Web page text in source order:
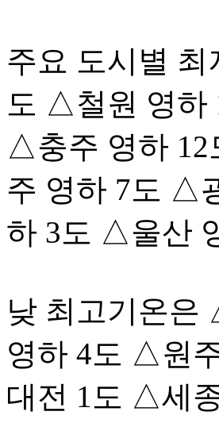
주요 도시별
도 △철원 영하
△충주 영하
주 영하 7도 △
하 3도 △울산
낮 최고기온
영하 4도 △원
대전 1도 △세